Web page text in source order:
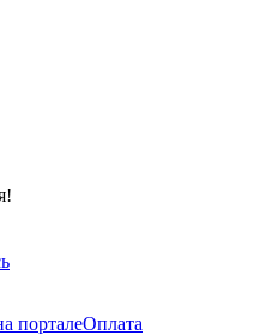
порталеОплата